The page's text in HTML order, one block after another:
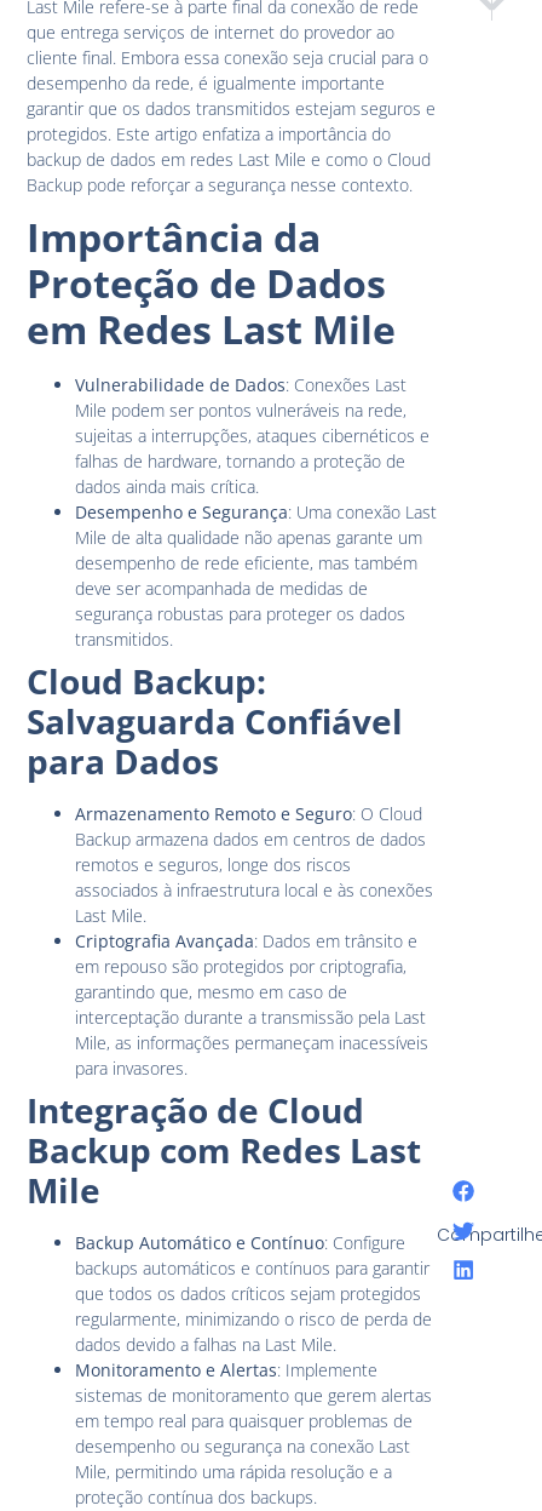
Last Mile refere-se à parte final da conexão de rede
que entrega serviços de internet do provedor ao
cliente final. Embora essa conexão seja crucial para o
desempenho da rede, é igualmente importante
garantir que os dados transmitidos estejam seguros e
protegidos. Este artigo enfatiza a importância do
backup de dados em redes Last Mile e como o Cloud
Backup pode reforçar a segurança nesse contexto.
Importância da
Proteção de Dados
em Redes Last Mile
Vulnerabilidade de Dados: Conexões Last
Mile podem ser pontos vulneráveis na rede,
sujeitas a interrupções, ataques cibernéticos e
falhas de hardware, tornando a proteção de
dados ainda mais crítica.
Desempenho e Segurança: Uma conexão Last
Mile de alta qualidade não apenas garante um
desempenho de rede eficiente, mas também
deve ser acompanhada de medidas de
segurança robustas para proteger os dados
transmitidos.
Cloud Backup:
Salvaguarda Confiável
para Dados
Armazenamento Remoto e Seguro: O Cloud
Backup armazena dados em centros de dados
remotos e seguros, longe dos riscos
associados à infraestrutura local e às conexões
Last Mile.
Criptografia Avançada: Dados em trânsito e
em repouso são protegidos por criptografia,
garantindo que, mesmo em caso de
interceptação durante a transmissão pela Last
Mile, as informações permaneçam inacessíveis
para invasores.
Integração de Cloud
Backup com Redes Last
Mile
Backup Automático e Contínuo: Configure
backups automáticos e contínuos para garantir
que todos os dados críticos sejam protegidos
regularmente, minimizando o risco de perda de
dados devido a falhas na Last Mile.
Monitoramento e Alertas: Implemente
sistemas de monitoramento que gerem alertas
em tempo real para quaisquer problemas de
desempenho ou segurança na conexão Last
Mile, permitindo uma rápida resolução e a
proteção contínua dos backups.
Sinergia